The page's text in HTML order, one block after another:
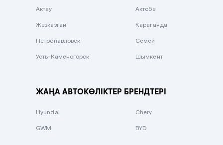
Актау Актобе
Жезказган Караганда
Петропавловск Семей
Усть-Каменогорск Шымкент
ЖАҢА АВТОКӨЛІКТЕР БРЕНДТЕРІ
Hyundai Chery
GWM BYD